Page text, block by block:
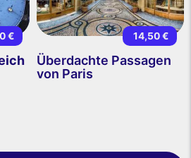
€ 14,50 €
Überdachte Passagen
von Paris